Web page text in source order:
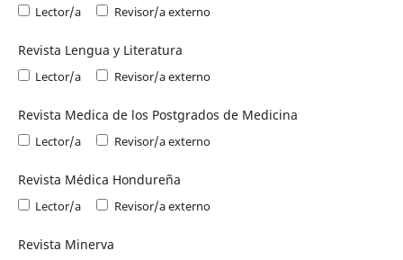
Lector/a Revisor/a externo
Revista Lengua y Literatura
Lector/a Revisor/a externo
Revista Medica de los Postgrados de Medicina
Lector/a Revisor/a externo
Revista Médica Hondureña
Lector/a Revisor/a externo
Revista Minerva